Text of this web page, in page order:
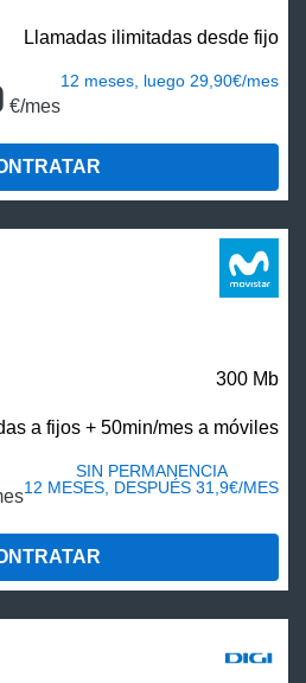
Llamadas ilimitadas desde fijo
€/mes
12 meses, luego 29,90€/mes
300 Mb
a fijos + 50min/mes a móviles
SIN PERMANENCIA
12 MESES, DESPUÉS 31,9€/MES